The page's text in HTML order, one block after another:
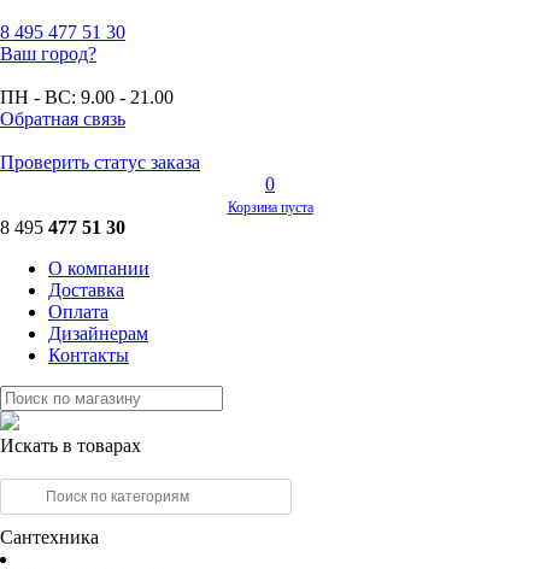
8 495 477 51 30
Ваш город?
ПН - ВС: 9.00 - 21.00
Обратная связь
Проверить статус заказа
0
Корзина пуста
8 495 477 51 30
О компании
Доставка
Оплата
Дизайнерам
Контакты
Искать в товарах
Сантехника